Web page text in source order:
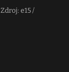
Zdroj: e15 /